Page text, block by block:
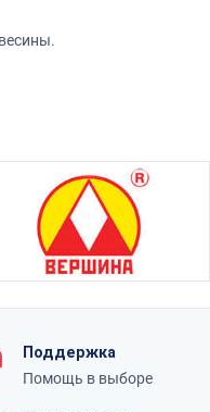
Поддержка
Помощь в выборе